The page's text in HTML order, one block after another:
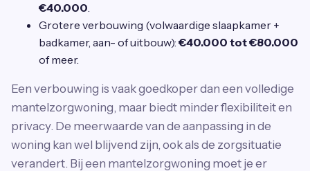
€40.000.
Grotere verbouwing (volwaardige slaapkamer +
badkamer, aan- of uitbouw): €40.000 tot €80.000
of meer.
Een verbouwing is vaak goedkoper dan een volledige
mantelzorgwoning, maar biedt minder flexibiliteit en
privacy. De meerwaarde van de aanpassing in de
woning kan wel blijvend zijn, ook als de zorgsituatie
verandert. Bij een mantelzorgwoning moet je er